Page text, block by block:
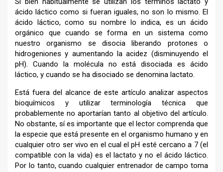
ácido láctico como si fueran iguales, no son lo mismo. El
ácido láctico, como su nombre lo indica, es un ácido
orgánico que cuando se forma en un sistema como
nuestro organismo se disocia liberando protones o
hidrogeniones y aumentando la acidez (disminuyendo el
pH). Cuando la molécula no está disociada es ácido
láctico, y cuando se ha disociado se denomina lactato.
Está fuera del alcance de este artículo analizar aspectos
bioquímicos y utilizar terminología técnica que
probablemente no aportarían tanto al objetivo del artículo.
No obstante, sí es importante que el lector comprenda que
la especie que está presente en el organismo humano y en
cualquier otro ser vivo en el cual el pH esté cercano a 7 (el
compatible con la vida) es el lactato y no el ácido láctico.
Por lo tanto, cuando cualquier entrenador de campo toma